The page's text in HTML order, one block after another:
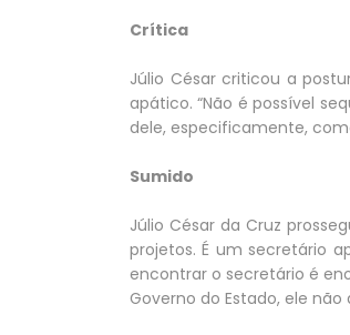
Crítica
Júlio César criticou a
apático. “Não é possível
dele, especificamente,
Sumido
Júlio César da Cruz
projetos. É um secretário
encontrar o secretário é
Governo do Estado, ele não